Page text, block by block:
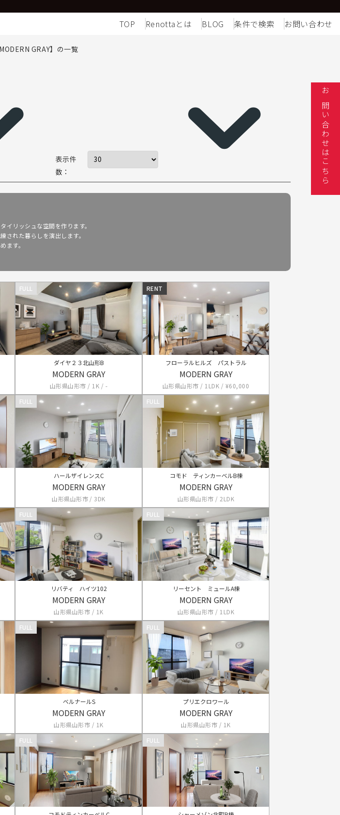
TOP Renottaとは BLOG 条件で検索 お問い合わせ
MODERN GRAY】の一覧
表示件
数：
イリッシュな空間を作ります。
された暮らしを演出します。
ます。
FULL
ダイヤ２３北山形B
MODERN GRAY
山形県山形市 / 1K / -
RENT
フローラルヒルズ パストラル
MODERN GRAY
山形県山形市 / 1LDK / ¥60,000
FULL
ハールザイレンスC
MODERN GRAY
山形県山形市 / 3DK
FULL
コモド ティンカーベルB棟
MODERN GRAY
山形県山形市 / 2LDK
FULL
リバティ ハイツ102
MODERN GRAY
山形県山形市 / 1K
FULL
リーセント ミュールA棟
MODERN GRAY
山形県山形市 / 1LDK
FULL
ベルナールS
MODERN GRAY
山形県山形市 / 1K
FULL
プリエクロワール
MODERN GRAY
山形県山形市 / 1K
FULL FULL
お問い合わせはこちら